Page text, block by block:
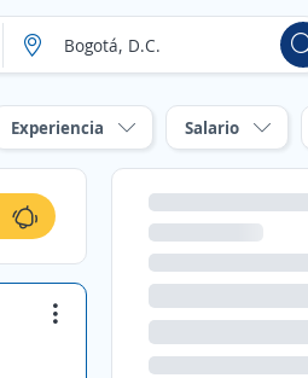
Experiencia Salario